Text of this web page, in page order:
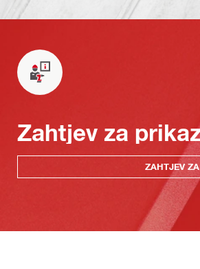
Zahtjev za
ZAHTJEV